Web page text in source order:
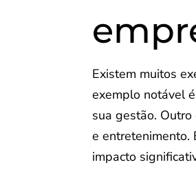
Existem muitos
exemplo notável
sua gestão.
e entretenimento.
impacto